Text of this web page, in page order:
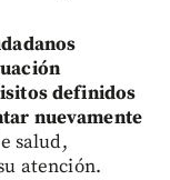
definidos
nuevamente
salud,
atención.